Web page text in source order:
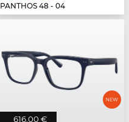
PANTHOS 48 - 04
616,00 €